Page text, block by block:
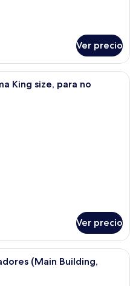
Ver precio
habitación de hotel moderna
King size, para no
Ver precio
de hotel con una cama
(Main Building,